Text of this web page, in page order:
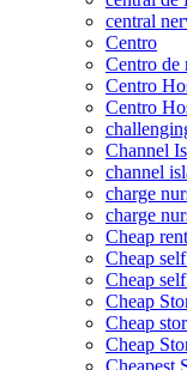
central
Centro
Centro de
Centro
Centro
Channel
channel
charge
charge
Cheap
Cheap
Cheap
Cheap
Cheap
Cheap
Cheapest